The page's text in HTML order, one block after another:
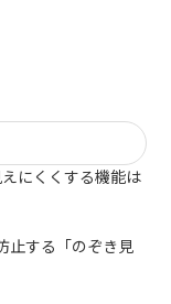
にくくする機能は
止する「のぞき見